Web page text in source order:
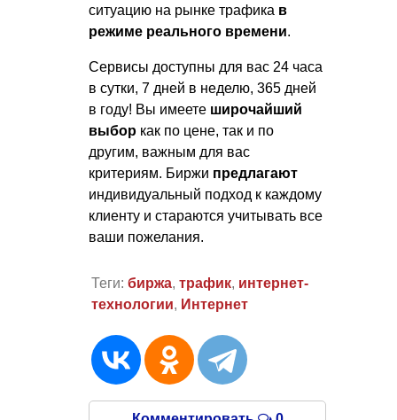
ситуацию на рынке трафика в
режиме реального времени.
Сервисы доступны для вас 24 часа
в сутки, 7 дней в неделю, 365 дней
в году! Вы имеете широчайший
выбор как по цене, так и по
другим, важным для вас
критериям. Биржи предлагают
индивидуальный подход к каждому
клиенту и стараются учитывать все
ваши пожелания.
Теги: биржа, трафик, интернет-
технологии, Интернет